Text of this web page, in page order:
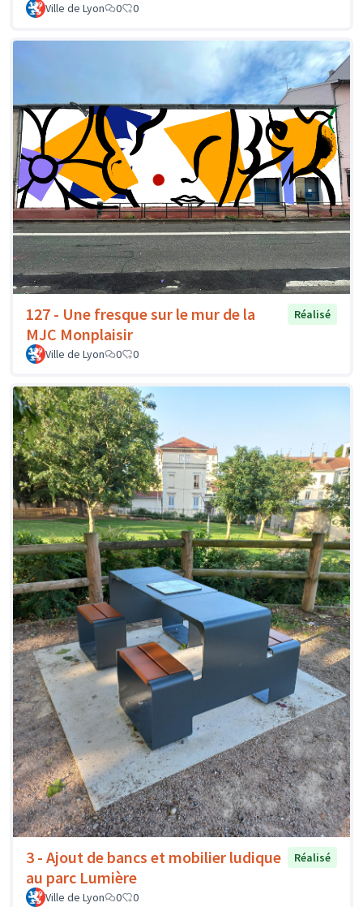
Ville de Lyon 0 0
127 - Une fresque sur le mur de la
MJC Monplaisir
Réalisé
Ville de Lyon 0 0
3 - Ajout de bancs et mobilier ludique
au parc Lumière
Réalisé
Ville de Lyon 0 0